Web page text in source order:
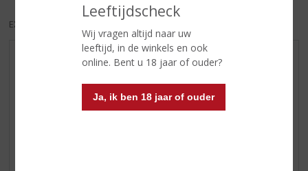
Leeftijdscheck
Wij vragen altijd naar uw
leeftijd, in de winkels en ook
online. Bent u 18 jaar of ouder?
Ja, ik ben 18 jaar of ouder
EXCL. BTW
AANBIEDINGEN
WIJN VAN DE MAAND
WHISKY VAN DE MAAND